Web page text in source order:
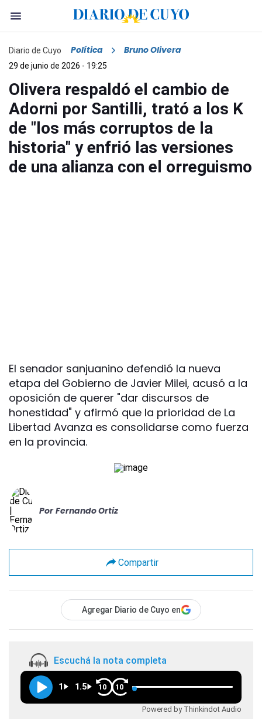
Diario de Cuyo Política Bruno Olivera
29 de junio de 2026 - 19:25
Olivera respaldó el cambio de
Adorni por Santilli, trató a los K
de "los más corruptos de la
historia" y enfrió las versiones
de una alianza con el orreguismo
El senador sanjuanino defendió la nueva
etapa del Gobierno de Javier Milei, acusó a la
oposición de querer "dar discursos de
honestidad" y afirmó que la prioridad de La
Libertad Avanza es consolidarse como fuerza
en la provincia.
Por Fernando Ortiz
Compartir
Agregar Diario de Cuyo en
Escuchá la nota completa
1 1.5 10 10
Powered by Thinkindot Audio